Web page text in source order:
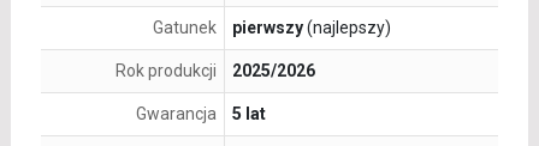
Gatunek pierwszy(najlepszy)
Rok produkcji 2025/2026
Gwarancja 5 lat